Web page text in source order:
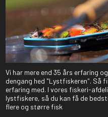
Vi har mere end 35 års erfaring
dengang hed "Lystfiskeren". Så
erfaring med. I vores fiskeri-
lystfiskere, så du kan få de
flere og større fisk